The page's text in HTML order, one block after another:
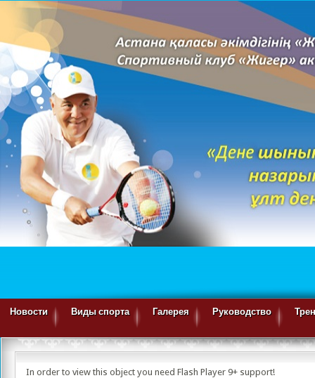
Новости Виды спорта Галерея Руководство
In order to view this object you need Flash Player 9+ support!